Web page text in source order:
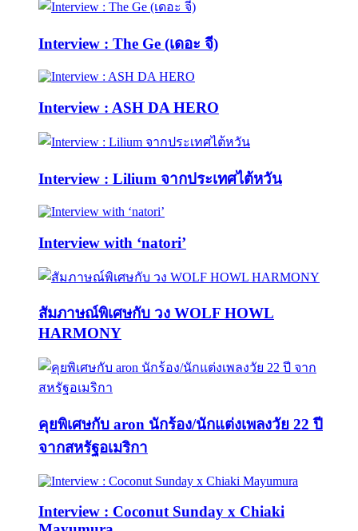
Interview : The Ge (เดอะ จี)
Interview : ASH DA HERO
Interview : Lilium จากประเทศไต้หวัน
Interview with ‘natori’
สัมภาษณ์พิเศษกับ วง WOLF HOWL
HARMONY
คุยพิเศษกับ aron นักร้อง/นักแต่งเพลงวัย 22 ปี
จากสหรัฐอเมริกา
Interview : Coconut Sunday x Chiaki